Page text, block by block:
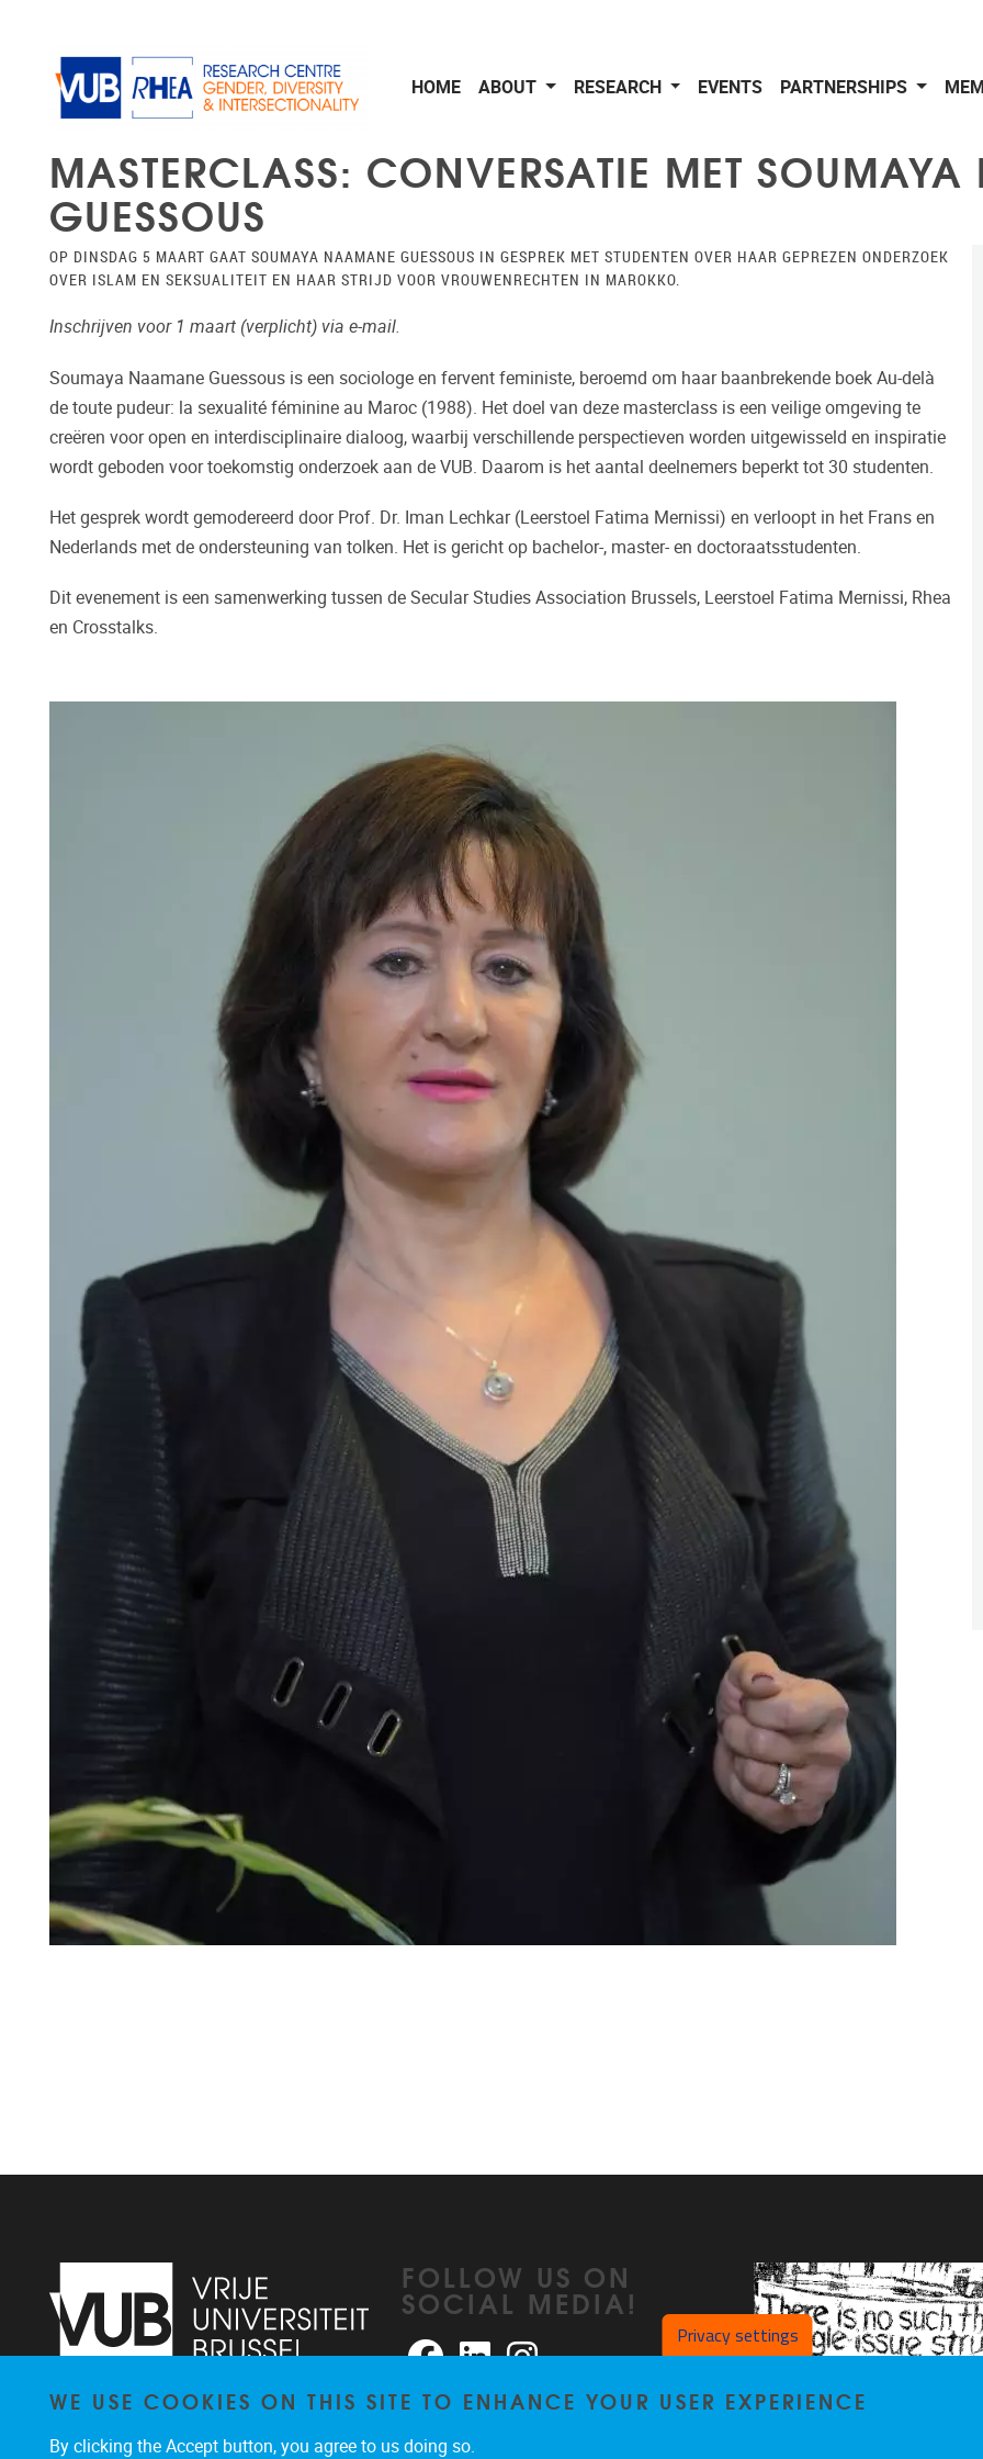
HOME ABOUT RESEARCH EVENTS PARTNERSHIPS
MASTERCLASS: CONVERSATIE MET
GUESSOUS
OP DINSDAG 5 MAART GAAT SOUMAYA NAAMANE GUESSOUS IN GESPREK MET STUDENTEN OVER HAAR GEPREZEN ONDERZOEK
OVER ISLAM EN SEKSUALITEIT EN HAAR STRIJD VOOR VROUWENRECHTEN IN MAROKKO.
Inschrijven voor 1 maart (verplicht) via e-mail.
Soumaya Naamane Guessous is een sociologe en fervent feministe, beroemd om haar baanbrekende boek Au-delà
de toute pudeur: la sexualité féminine au Maroc (1988). Het doel van deze masterclass is een veilige omgeving te
creëren voor open en interdisciplinaire dialoog, waarbij verschillende perspectieven worden uitgewisseld en inspiratie
wordt geboden voor toekomstig onderzoek aan de VUB. Daarom is het aantal deelnemers beperkt tot 30 studenten.
Het gesprek wordt gemodereerd door Prof. Dr. Iman Lechkar (Leerstoel Fatima Mernissi) en verloopt in het Frans en
Nederlands met de ondersteuning van tolken. Het is gericht op bachelor-, master- en doctoraatsstudenten.
Dit evenement is een samenwerking tussen de Secular Studies Association Brussels, Leerstoel Fatima Mernissi, Rhea
en Crosstalks.
Pleinlaan 2 1050
Brussel
026291876
FOLLOW US ON
SOCIAL MEDIA!
FacebookLinkedInInstagram Privacy settings
WE USE COOKIES ON THIS SITE TO ENHANCE YOUR USER EXPERIENCE
By clicking the Accept button, you agree to us doing so.